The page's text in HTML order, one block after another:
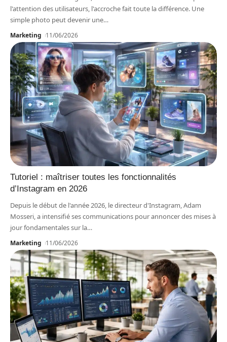
l'attention des utilisateurs, l'accroche fait toute la différence. Une
simple photo peut devenir une…
Marketing 11/06/2026
Tutoriel : maîtriser toutes les fonctionnalités
d’Instagram en 2026
Depuis le début de l'année 2026, le directeur d'Instagram, Adam
Mosseri, a intensifié ses communications pour annoncer des mises à
jour fondamentales sur la…
Marketing 11/06/2026